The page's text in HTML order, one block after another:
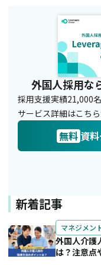
外国人採用な
採用支援実績21,000
サービス詳細はこちら
無料資
新着記事
マネジメン
外国人介護
は？注意点